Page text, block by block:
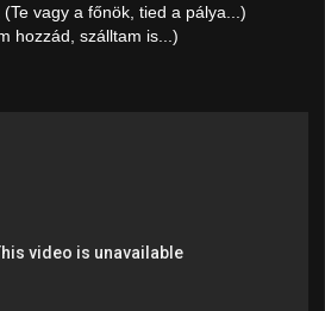
(Te vagy a főnök, tied a pálya...)
hozzád, szálltam is...)